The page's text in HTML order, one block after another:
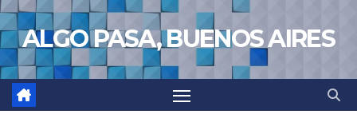
Saltar
al
contenido
ALGO PASA, BUENOS AIRES